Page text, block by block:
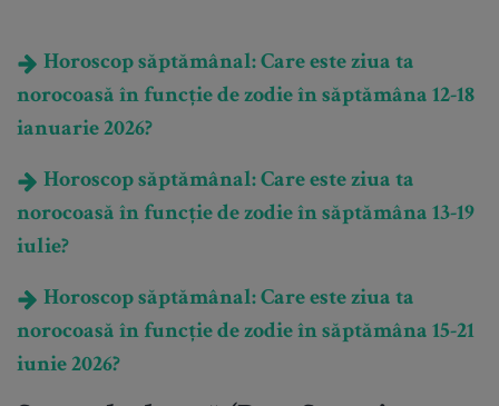
Horoscop săptămânal: Care este ziua ta
norocoasă în funcție de zodie în săptămâna 12-18
ianuarie 2026?
Horoscop săptămânal: Care este ziua ta
norocoasă în funcție de zodie în săptămâna 13-19
iulie?
Horoscop săptămânal: Care este ziua ta
norocoasă în funcție de zodie în săptămâna 15-21
iunie 2026?